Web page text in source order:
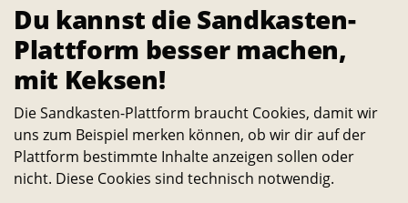
Alle Studierenden, Mitarbeitenden und
Wissenschaftler:innen können Ideen dazu einreichen
und selbst verwirklichen. – Ein Angebot des
Bleib in Kontakt
E-
Telefon-Instagram-
Threads-Messenger-
YouTube-Facebook-
Du kannst die Sandkasten-
Plattform besser machen,
mit Keksen!
Die Sandkasten-Plattform braucht Cookies, damit wir
uns zum Beispiel merken können, ob wir dir auf der
Plattform bestimmte Inhalte anzeigen sollen oder
nicht. Diese Cookies sind technisch notwendig.